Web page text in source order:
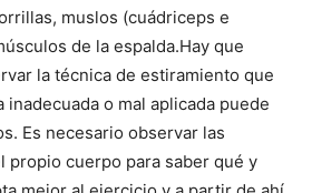
muslos (cuádriceps e
de la espalda.Hay que
la técnica de estiramiento que
inadecuada o mal aplicada puede
Es necesario observar las
propio cuerpo para saber qué y